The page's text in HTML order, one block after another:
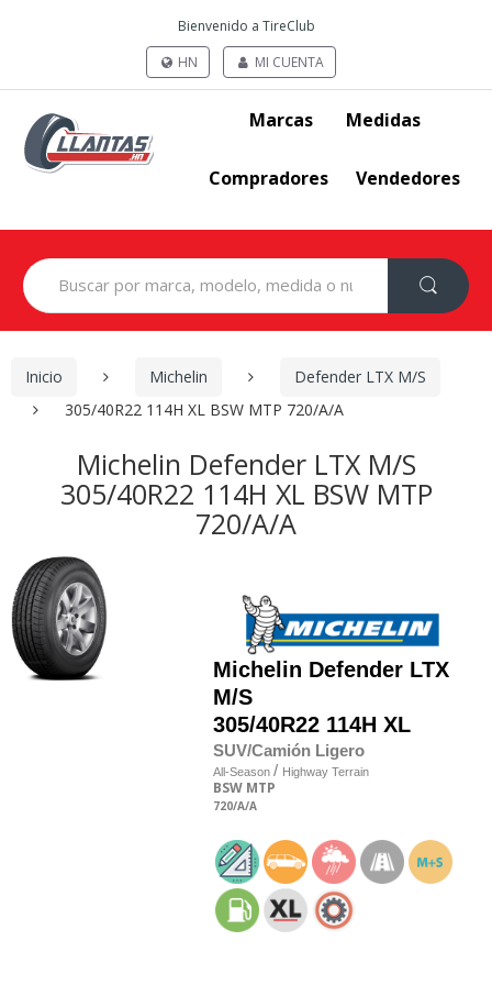
Bienvenido a TireClub
HN
MI CUENTA
Marcas Medidas
Compradores Vendedores
Search
for:
Inicio Michelin
Defender LTX M/S
305/40R22 114H XL BSW MTP 720/A/A
Michelin Defender LTX M/S
305/40R22 114H XL BSW MTP
720/A/A
Michelin Defender LTX
M/S
305/40R22 114H XL
SUV/Camión Ligero
All-Season / Highway Terrain
BSW MTP
720/A/A